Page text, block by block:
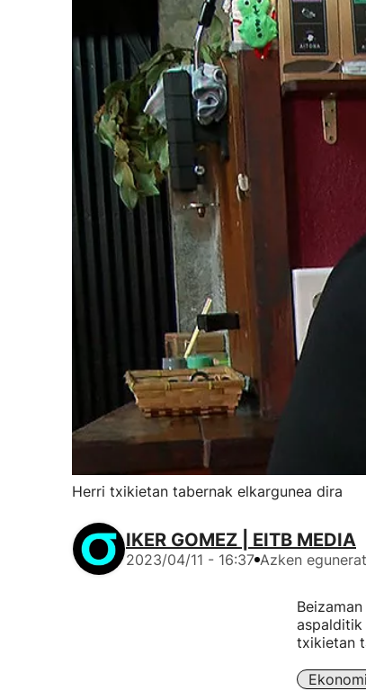
Herri txikietan tabernak elkargunea dira
IKER GOMEZ | EITB MEDIA
2023/04/11 - 16:37 Azken
aspalditik
txikietan